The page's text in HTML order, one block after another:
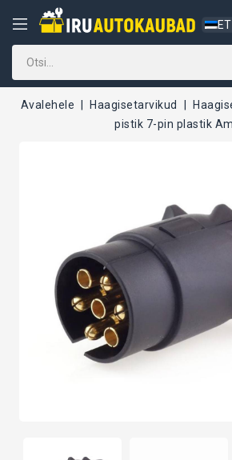
ET
Avalehele Haagisetarvikud
pistik 7-pin plastik